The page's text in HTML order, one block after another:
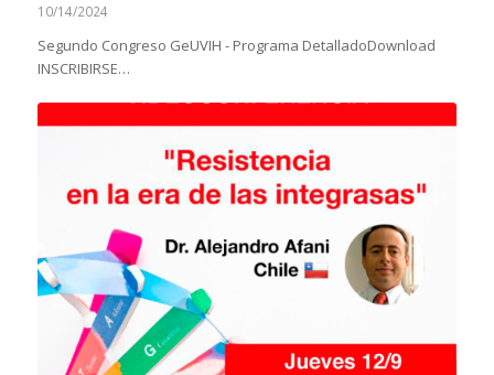
10/14/2024
Segundo Congreso GeUVIH - Programa DetalladoDownload
INSCRIBIRSE…